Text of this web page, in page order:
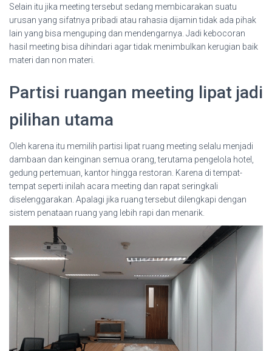
Selain itu jika meeting tersebut sedang membicarakan suatu
urusan yang sifatnya pribadi atau rahasia dijamin tidak ada pihak
lain yang bisa menguping dan mendengarnya. Jadi kebocoran
hasil meeting bisa dihindari agar tidak menimbulkan kerugian baik
materi dan non materi.
Partisi ruangan meeting lipat jadi
pilihan utama
Oleh karena itu memilih partisi lipat ruang meeting selalu menjadi
dambaan dan keinginan semua orang, terutama pengelola hotel,
gedung pertemuan, kantor hingga restoran. Karena di tempat-
tempat seperti inilah acara meeting dan rapat seringkali
diselenggarakan. Apalagi jika ruang tersebut dilengkapi dengan
sistem penataan ruang yang lebih rapi dan menarik.